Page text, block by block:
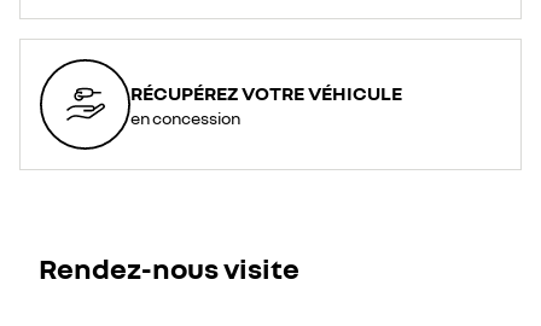
RÉCUPÉREZ VOTRE VÉHICULE
en concession
Rendez-nous visite